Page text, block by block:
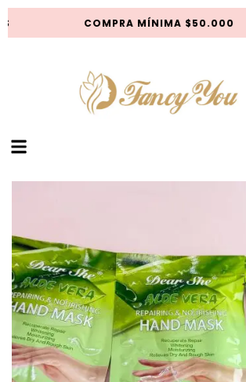
COMPRA MÍNIMA $50.000